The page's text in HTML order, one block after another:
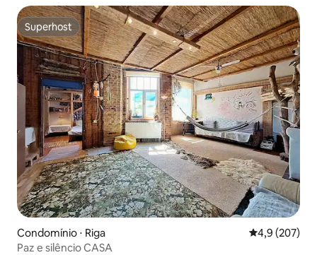
Superhost
Superhost
Condomínio ⋅ Riga 4,9 de uma
4,9 (207)
Paz e silêncio CASA